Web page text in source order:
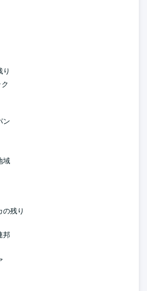
り
ン
域
の残り
邦